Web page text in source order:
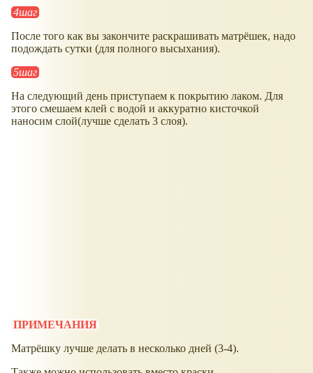
4шаг
После того как вы закончите раскрашивать матрёшек, надо
подождать сутки (для полного высыхания).
5шаг
На следующий день приступаем к покрытию лаком. Для
этого смешаем клей с водой и аккуратно кисточкой
наносим слой(лучше сделать 3 слоя).
ПРИМЕЧАНИЯ
Матрёшку лучше делать в несколько дней (3-4).